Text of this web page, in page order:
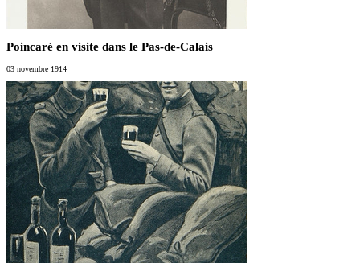
Poincaré en visite dans le Pas-de-Calais
03 novembre 1914